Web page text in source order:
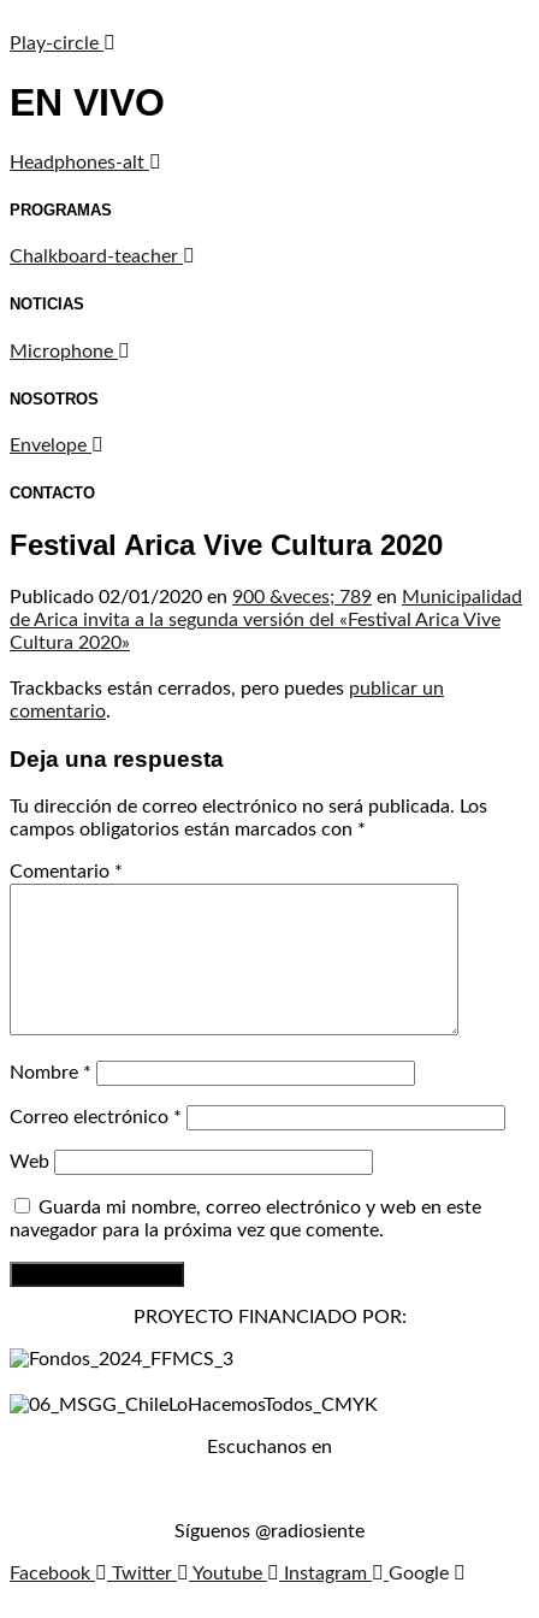
Play-circle
EN VIVO
Headphones-alt
PROGRAMAS
Chalkboard-teacher
NOTICIAS
Microphone
NOSOTROS
Envelope
CONTACTO
Festival Arica Vive Cultura 2020
Publicado 02/01/2020 en 900 &veces; 789 en Municipalidad
de Arica invita a la segunda versión del «Festival Arica Vive
Cultura 2020»
Trackbacks están cerrados, pero puedes publicar un
comentario.
Deja una respuesta
Tu dirección de correo electrónico no será publicada. Los
campos obligatorios están marcados con *
Comentario *
Nombre *
Correo electrónico *
Web
Guarda mi nombre, correo electrónico y web en este
navegador para la próxima vez que comente.
PROYECTO FINANCIADO POR:
Escuchanos en
Síguenos @radiosiente
Facebook Twitter Youtube Instagram Google